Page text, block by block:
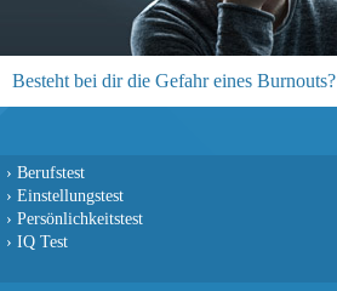
Besteht bei dir die Gefahr eines Burnouts?
› Berufstest
› Einstellungstest
› Persönlichkeitstest
› IQ Test